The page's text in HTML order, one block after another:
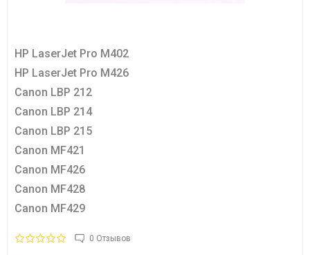
HP LaserJet Pro M402
HP LaserJet Pro M426
Canon LBP 212
Canon LBP 214
Canon LBP 215
Canon MF421
Canon MF426
Canon MF428
Canon MF429
0 Отзывов